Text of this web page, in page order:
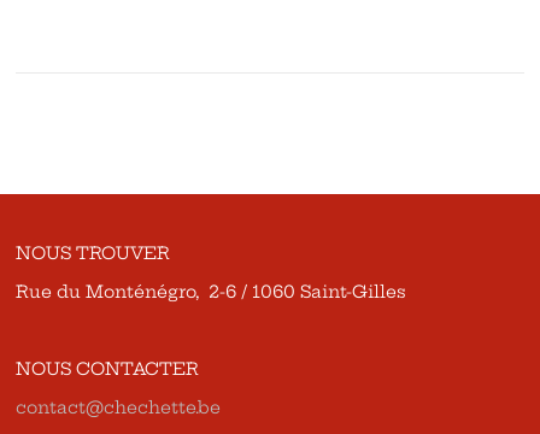
NOUS TROUVER
Rue du Monténégro, 2-6 / 1060 Saint-Gilles
NOUS CONTACTER
contact@chechette.be